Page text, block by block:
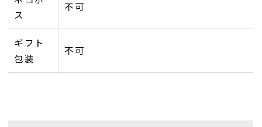
ス
不可
ギフト
包装
不可